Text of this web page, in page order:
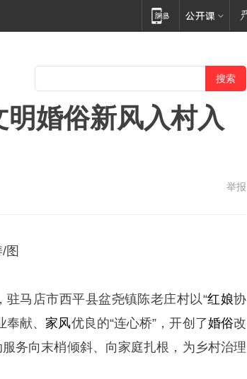
婚俗新风入村入
举报
图
马店市西平县盆尧镇陈老庄村以“红娘协
献、 家风优良的“连心桥”，开创了婚俗改
务向末梢倾斜、向家庭扎根，为乡村治理